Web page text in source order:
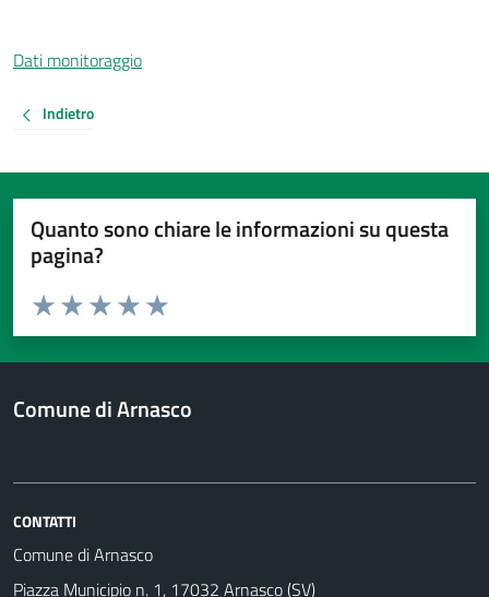
Dati monitoraggio
Indietro
Quanto sono chiare le informazioni su questa
pagina?
Valuta da 1 a 5 stelle la pagina
Valuta 5 stelle su 5
Valuta 4 stelle su 5
Valuta 3 stelle su 5
Valuta 2 stelle su 5
Valuta 1 stelle su 5
Comune di Arnasco
CONTATTI
Comune di Arnasco
Piazza Municipio n. 1, 17032 Arnasco (SV)